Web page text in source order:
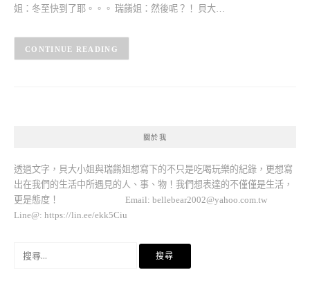
姐：冬至快到了耶。。。 瑞餚姐：然後呢？！ 貝大…
CONTINUE READING
關於我
透過文字，貝大小姐與瑞餚姐想寫下的不只是吃喝玩樂的紀錄，更想寫
出在我們的生活中所遇見的人、事、物！我們想表達的不僅僅是生活，
更是態度！ Email: bellebear2002@yahoo.com.tw
Line@: https://lin.ee/ekk5Ciu